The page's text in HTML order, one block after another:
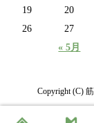
« 5月
19
20
26
27
Copyright (C)